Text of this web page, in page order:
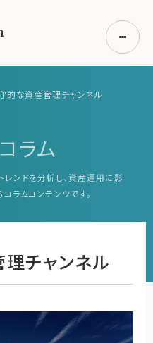
的な資産管理チャンネル
ラム
ンドを分析し、資産運用に影
ラムコンテンツです。
チャンネル